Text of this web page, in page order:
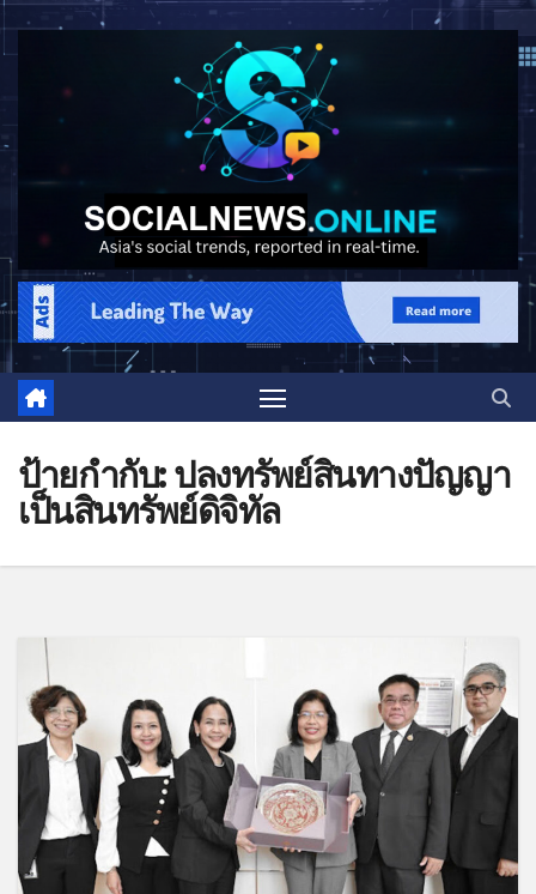
ป้ายกำกับ:ปลงทรัพย์สินทางปัญญา
เป็นสินทรัพย์ดิจิทัล